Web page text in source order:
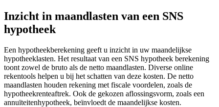
Inzicht in maandlasten van een SNS
hypotheek
Een hypotheekberekening geeft u inzicht in uw maandelijkse
hypotheeklasten. Het resultaat van een SNS hypotheek berekening
toont zowel de bruto als de netto maandlasten. Diverse online
rekentools helpen u bij het schatten van deze kosten. De netto
maandlasten houden rekening met fiscale voordelen, zoals de
hypotheekrenteaftrek. Ook de gekozen aflossingsvorm, zoals een
annuïteitenhypotheek, beïnvloedt de maandelijkse kosten.